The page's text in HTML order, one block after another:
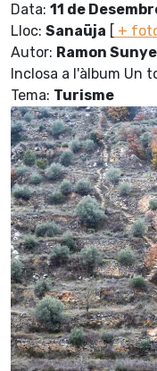
Data: 11 de
Lloc: Sanaüja [ +
Autor: Ramon
Inclosa a l'àlbum Un
Tema: Turisme